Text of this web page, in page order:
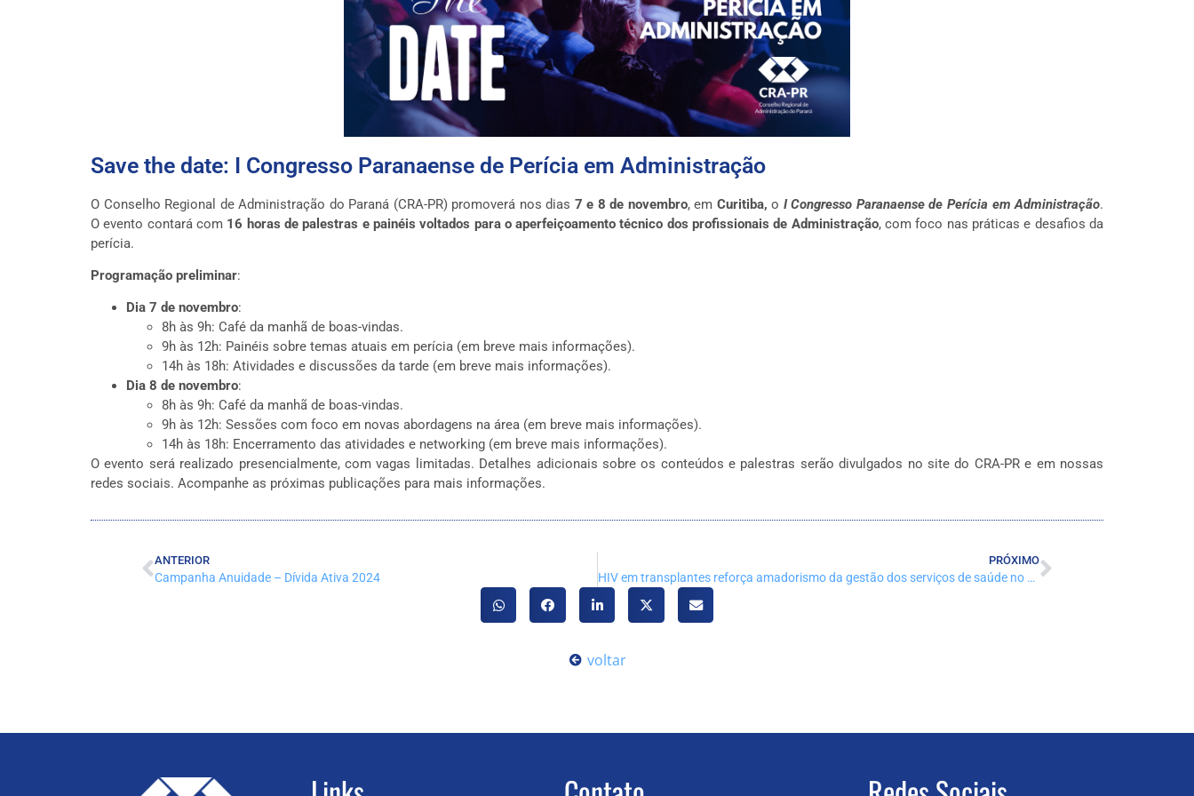
Save the date: I Congresso Paranaense de Perícia em Administração
O Conselho Regional de Administração do Paraná (CRA-PR) promoverá nos dias 7 e 8 de novembro, em Curitiba, o I Congresso Paranaense de Perícia em Administração.
O evento contará com 16 horas de palestras e painéis voltados para o aperfeiçoamento técnico dos profissionais de Administração, com foco nas práticas e desafios da
perícia.
Programação preliminar:
Dia 7 de novembro:
8h às 9h: Café da manhã de boas-vindas.
9h às 12h: Painéis sobre temas atuais em perícia (em breve mais informações).
14h às 18h: Atividades e discussões da tarde (em breve mais informações).
Dia 8 de novembro:
8h às 9h: Café da manhã de boas-vindas.
9h às 12h: Sessões com foco em novas abordagens na área (em breve mais informações).
14h às 18h: Encerramento das atividades e networking (em breve mais informações).
O evento será realizado presencialmente, com vagas limitadas. Detalhes adicionais sobre os conteúdos e palestras serão divulgados no site do CRA-PR e em nossas
redes sociais. Acompanhe as próximas publicações para mais informações.
ANTERIOR
Campanha Anuidade – Dívida Ativa 2024
PRÓXIMO
HIV em transplantes reforça amadorismo da gestão dos serviços de saúde no Brasil
voltar